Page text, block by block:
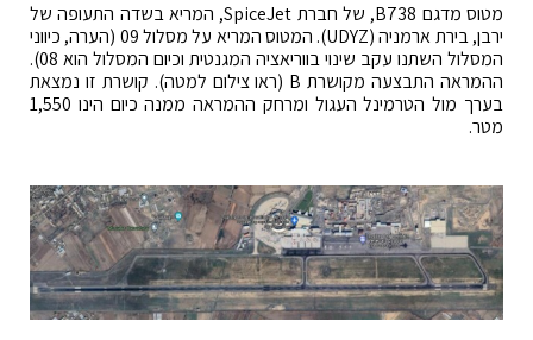
מטוס מדגם B738, של חברת SpiceJet, המריא בשדה התעופה של
ירבן, בירת ארמניה (UDYZ). המטוס המריא על מסלול 09 (הערה, כיווני
המסלול השתנו עקב שינוי בווריאציה המגנטית וכיום המסלול הוא 08).
ההמראה התבצעה מקושרת B (ראו צילום למטה). קושרת זו נמצאת
בערך מול הטרמינל העגול ומרחק ההמראה ממנה כיום הינו 1,550
מטר.